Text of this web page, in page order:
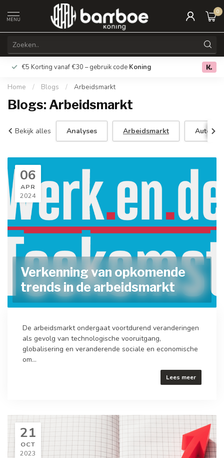
MENU
0
€5 Korting vanaf €30 – gebruik code Koning Gratis
Home / Blogs / Arbeidsmarkt
Blogs: Arbeidsmarkt
Bekijk alles Analyses Arbeidsmarkt Auto
06
APR
2024
Verkenning van opkomende
trends in de arbeidsmarkt
De arbeidsmarkt ondergaat voortdurend veranderingen
als gevolg van technologische vooruitgang,
globalisering en veranderende sociale en economische
om...
Lees meer
21
OCT
2023